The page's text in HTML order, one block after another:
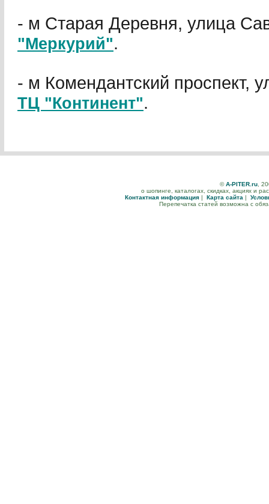
- м Старая Деревня, улица
"Меркурий".
- м Комендантский проспект,
ТЦ "Континент".
©A-PITER.ru,
о шопинге, каталогах, скидках, акциях и
Контактная информация | Карта сайта |
Перепечатка статей возможна с